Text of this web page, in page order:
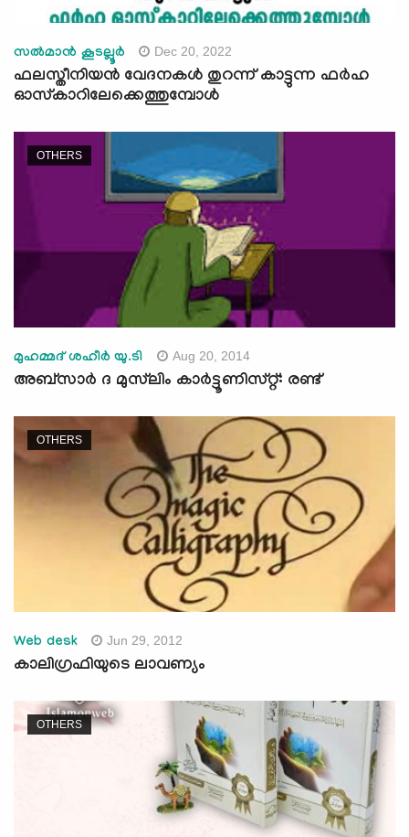
സൽമാൻ കൂടല്ലൂർ Dec 20, 2022
ഫലസ്തീനിയന്‍ വേദനകള്‍ തുറന്ന് കാട്ടുന്ന ഫര്‍ഹ
ഓസ്കാറിലേക്കെത്തുമ്പോള്‍
OTHERS
മുഹമ്മദ് ശഹീര്‍ യു.ടി Aug 20, 2014
അബ്സാര്‍ ദ മുസ്‍ലിം കാര്‍ട്ടൂണിസ്റ്റ്: രണ്ട്
OTHERS
Web desk Jun 29, 2012
കാലിഗ്രഫിയുടെ ലാവണ്യം
OTHERS